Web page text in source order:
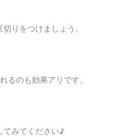
りをつけましょう。
のも効果アリです。
てみてください♪